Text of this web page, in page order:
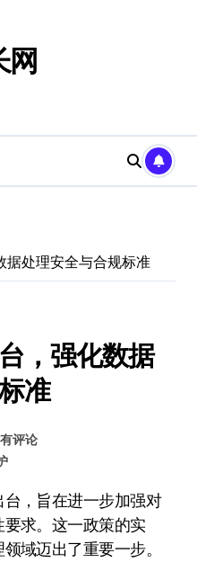
网
据处理安全与合规标准
，强化数据
准
评论
求。这一政策的实
域迈出了重要一步。